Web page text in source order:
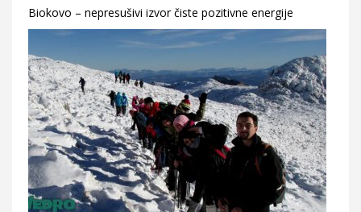
Biokovo – nepresušivi izvor čiste pozitivne energije